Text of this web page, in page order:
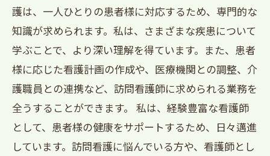
護は、一人ひとりの患者様に対応するため、専門的な
知識が求められます。私は、さまざまな疾患について
学ぶことで、より深い理解を得ています。また、患者
様に応じた看護計画の作成や、医療機関との調整、介
護職員との連携など、訪問看護師に求められる業務を
全うすることができます。 私は、経験豊富な看護師
として、患者様の健康をサポートするため、日々邁進
しています。訪問看護に悩んでいる方や、看護師とし